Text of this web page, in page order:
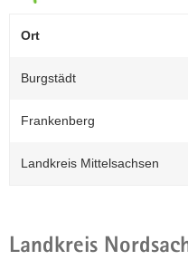
Ort
Burgstädt
Frankenberg
Landkreis Mittelsachsen
Landkreis